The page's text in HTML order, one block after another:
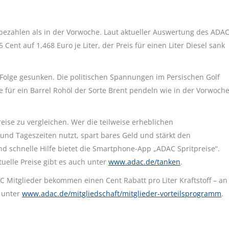
als in der Vorwoche. Laut aktueller Auswertung des ADAC
auf 1,468 Euro je Liter, der Preis für einen Liter Diesel sank
gesunken. Die politischen Spannungen im Persischen Golf
für ein Barrel Rohöl der Sorte Brent pendeln wie in der Vorwoche
zu vergleichen. Wer die teilweise erheblichen
Tageszeiten nutzt, spart bares Geld und stärkt den
Hilfe bietet die Smartphone-App „ADAC Spritpreise“.
Preise gibt es auch unter www.adac.de/tanken.
Mitglieder bekommen einen Cent Rabatt pro Liter Kraftstoff – an
unter www.adac.de/mitgliedschaft/mitglieder-vorteilsprogramm.